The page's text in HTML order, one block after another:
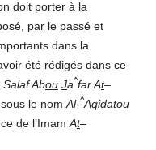
doit porter à la
par le passé et
dans la
été rédigés dans ce
Salaf Abou Ja^far At–
le nom Al-^Aqidatou
de l’Imam At–